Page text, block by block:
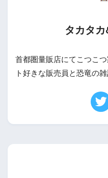
タカタ
首都圏量販店にてこつこ
ト好きな販売員と恐竜の雑